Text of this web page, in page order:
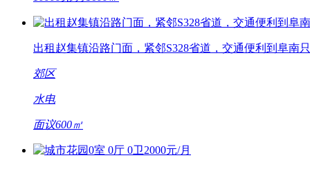
出租赵集镇沿路门面，紧邻S328省道，交通便利到阜南
郊区
水电
面议600㎡